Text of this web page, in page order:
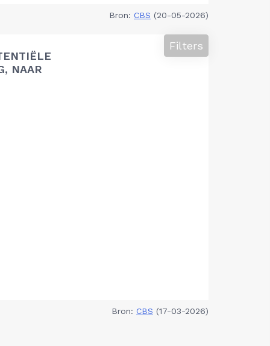
Bron: CBS (20-05-2026)
NAAR
Filters
Bron: CBS (17-03-2026)